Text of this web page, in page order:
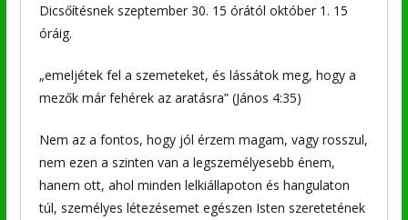
Dicsőítésnek szeptember 30. 15 órától október 1. 15
óráig.
„emeljétek fel a szemeteket, és lássátok meg, hogy a
mezők már fehérek az aratásra” (János 4:35)
Nem az a fontos, hogy jól érzem magam, vagy rosszul,
nem ezen a szinten van a legszemélyesebb énem,
hanem ott, ahol minden lelkiállapoton és hangulaton
túl, személyes létezésemet egészen Isten szeretetének